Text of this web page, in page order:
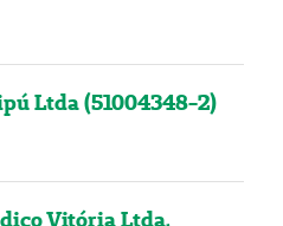
Ltda (51004348-2)
Vitória Ltda,